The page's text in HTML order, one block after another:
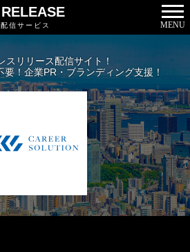
信サービス MENU
スリリース配信サイト！
！企業PR・ブランディング支援！